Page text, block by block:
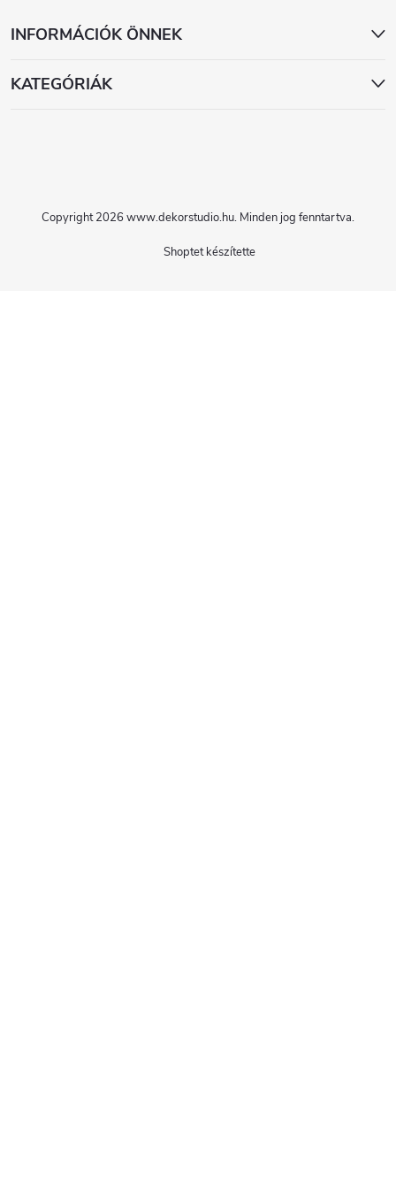
INFORMÁCIÓK ÖNNEK
KATEGÓRIÁK
Shoptet készítette
Copyright 2026 www.dekorstudio.hu. Minden jog fenntartva.